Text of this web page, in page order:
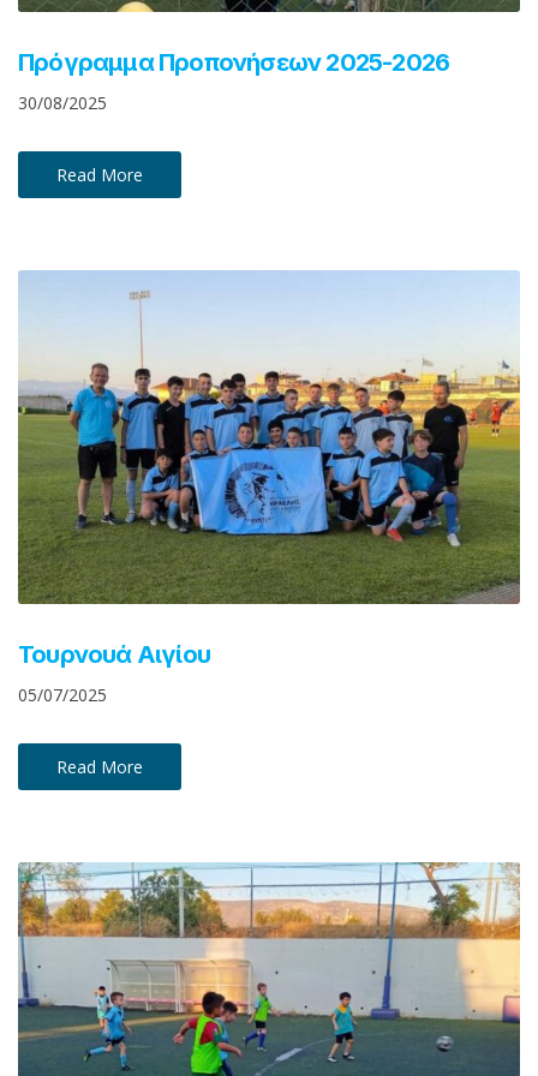
Πρόγραμμα Προπονήσεων 2025-2026
30/08/2025
Read More
Τουρνουά Αιγίου
05/07/2025
Read More